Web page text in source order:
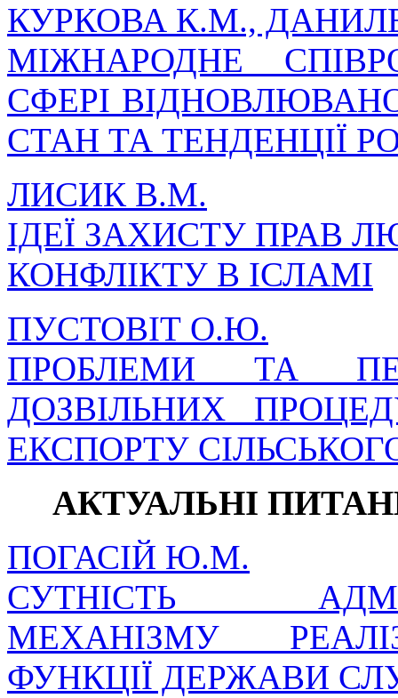
КУРКОВА К.М.,
МІЖНАРОДНЕ
СФЕРІ
СТАН ТА ТЕНДЕНЦІЇ
ЛИСИК В.М.
ІДЕЇ ЗАХИСТУ ПРАВ
КОНФЛІКТУ В ІСЛАМІ
ПУСТОВІТ О.Ю.
ПРОБЛЕМИ ТА
ДОЗВІЛЬНИХ
ЕКСПОРТУ
АКТУАЛЬНІ
ПОГАСІЙ Ю.М.
СУТНІСТЬ
МЕХАНІЗМУ
ФУНКЦІЇ ДЕРЖАВИ